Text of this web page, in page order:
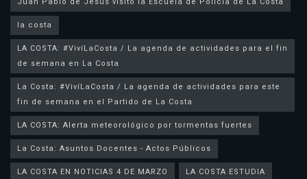
la costa
LA COSTA: #VivíLaCosta / La agenda de actividades para el fin
de semana en La Costa
La Costa: #VivíLaCosta / La agenda de actividades para este
fin de semana en el Partido de La Costa
LA COSTA: Alerta meteorológico por tormentas fuertes
La Costa: Asuntos Docentes - Actos Públicos
LA COSTA EN NOTICIAS 4 DE MARZO
LA COSTA ESTUDIA